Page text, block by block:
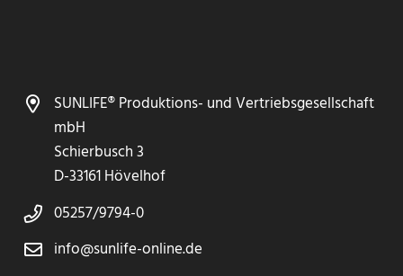
SUNLIFE® Produktions- und Vertriebsgesellschaft
mbH
Schierbusch 3
D-33161 Hövelhof
05257/9794-0
info@sunlife-online.de